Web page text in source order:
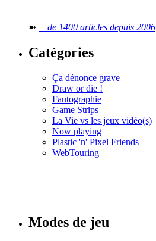
➽ + de 1400 articles depuis 2006
Catégories
Ça dénonce grave
Draw or die !
Fautographie
Game Strips
La Vie vs les jeux vidéo(s)
Now playing
Plastic 'n' Pixel Friends
WebTouring
Modes de jeu